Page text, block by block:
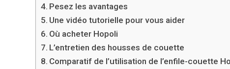
Pesez les avantages
Une vidéo tutorielle pour vous aider
Où acheter Hopoli
L’entretien des housses de couette
Comparatif de l’utilisation de l’enfile-couette